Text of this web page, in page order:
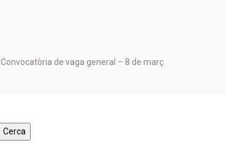
Convocatòria de vaga general – 8 de març